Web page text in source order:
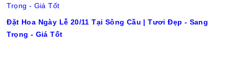
Trọng - Giá Tốt
Đặt Hoa Ngày Lễ 20/11 Tại Sông Cầu | Tươi Đẹp - Sang
Trọng - Giá Tốt